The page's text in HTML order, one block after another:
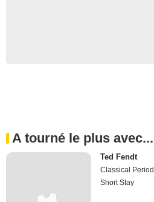
A tourné le plus avec...
Ted Fendt
Classical Period
Short Stay